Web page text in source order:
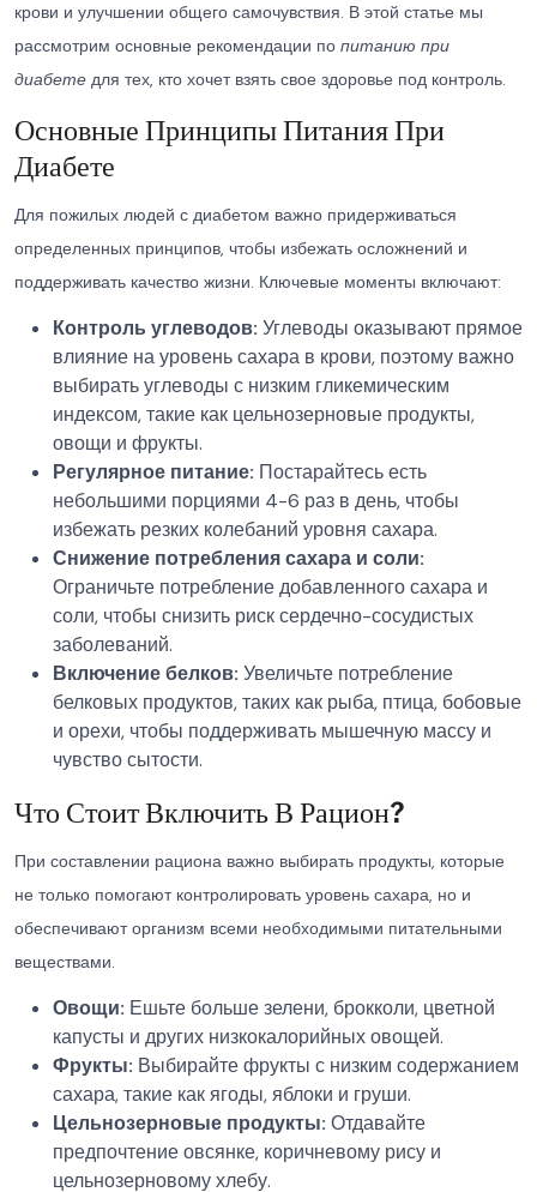
крови и улучшении общего самочувствия. В этой статье мы
рассмотрим основные рекомендации по питанию при
диабете для тех, кто хочет взять свое здоровье под контроль.
Основные Принципы Питания При
Диабете
Для пожилых людей с диабетом важно придерживаться
определенных принципов, чтобы избежать осложнений и
поддерживать качество жизни. Ключевые моменты включают:
Контроль углеводов: Углеводы оказывают прямое
влияние на уровень сахара в крови, поэтому важно
выбирать углеводы с низким гликемическим
индексом, такие как цельнозерновые продукты,
овощи и фрукты.
Регулярное питание: Постарайтесь есть
небольшими порциями 4-6 раз в день, чтобы
избежать резких колебаний уровня сахара.
Снижение потребления сахара и соли:
Ограничьте потребление добавленного сахара и
соли, чтобы снизить риск сердечно-сосудистых
заболеваний.
Включение белков: Увеличьте потребление
белковых продуктов, таких как рыба, птица, бобовые
и орехи, чтобы поддерживать мышечную массу и
чувство сытости.
Что Стоит Включить В Рацион?
При составлении рациона важно выбирать продукты, которые
не только помогают контролировать уровень сахара, но и
обеспечивают организм всеми необходимыми питательными
веществами.
Овощи: Ешьте больше зелени, брокколи, цветной
капусты и других низкокалорийных овощей.
Фрукты: Выбирайте фрукты с низким содержанием
сахара, такие как ягоды, яблоки и груши.
Цельнозерновые продукты: Отдавайте
предпочтение овсянке, коричневому рису и
цельнозерновому хлебу.